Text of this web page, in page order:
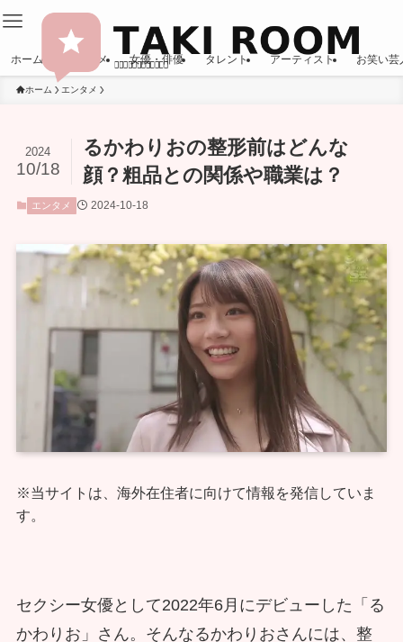
ホーム エンタメ 女優・俳優 タレント アーティスト お笑い芸
ホーム エンタメ
るかわりおの整形前はどんな
顔？粗品との関係や職業は？
2024
10/18
エンタメ 2024-10-18
※当サイトは、海外在住者に向けて情報を発信していま
す。
セクシー女優として2022年6月にデビューした「る
かわりお」さん。そんなるかわりおさんには、整